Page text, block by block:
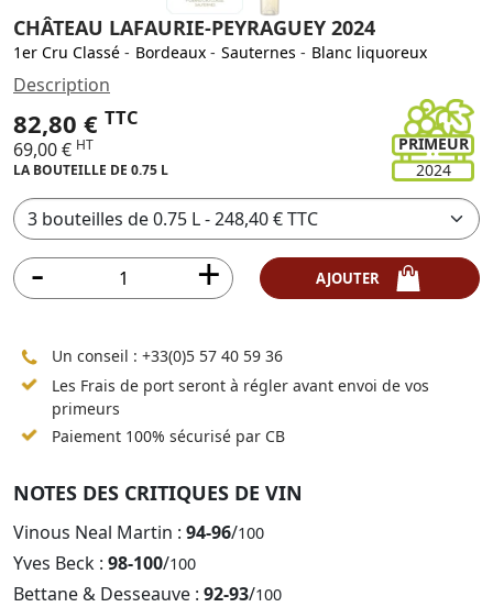
CHÂTEAU LAFAURIE-PEYRAGUEY 2024
1er Cru Classé - Bordeaux - Sauternes - Blanc liquoreux
PRIMEUR
2024
Description
82,80 € TTC
69,00 € HT
LA BOUTEILLE DE 0.75 L
Un conseil : +33(0)5 57 40 59 36
Les Frais de port seront à régler avant envoi de vos
primeurs
Paiement 100% sécurisé par CB
NOTES DES CRITIQUES DE VIN
Vinous Neal Martin : 94-96/100
Yves Beck : 98-100/100
Bettane & Desseauve : 92-93/100